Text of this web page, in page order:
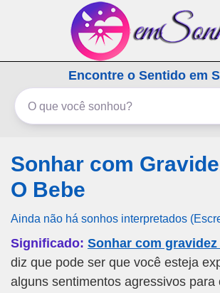
emSonho.com
Os sonhos significam mais
Encontre o Sentido em
Sonhar com
O Bebe
Ainda não há sonhos interpretados
Significado: Sonhar com
diz que pode ser que você esteja
alguns sentimentos agressivos para